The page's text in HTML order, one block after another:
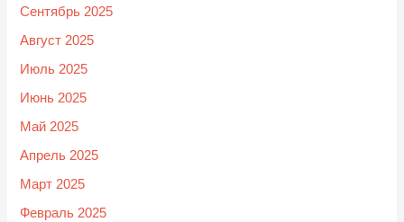
Сентябрь 2025
Август 2025
Июль 2025
Июнь 2025
Май 2025
Апрель 2025
Март 2025
Февраль 2025